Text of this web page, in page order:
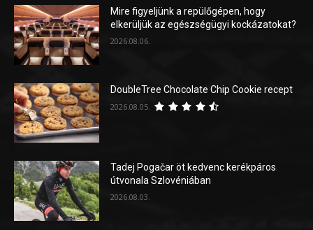
Mire figyeljünk a repülőgépen, hogy
elkerüljük az egészségügyi kockázatokat?
2026.08.06.
DoubleTree Chocolate Chip Cookie recept
2026.08.05.
Tadej Pogačar öt kedvenc kerékpáros
útvonala Szlovéniában
2026.08.03.